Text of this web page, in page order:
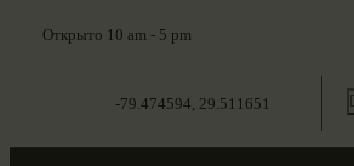
Открыто 10 am - 5 pm
-79.474594, 29.511651